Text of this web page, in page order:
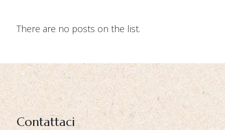
There are no posts on the list.
Contattaci